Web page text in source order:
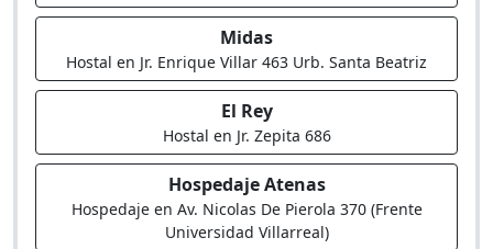
Midas
Hostal en Jr. Enrique Villar 463 Urb. Santa Beatriz
El Rey
Hostal en Jr. Zepita 686
Hospedaje Atenas
Hospedaje en Av. Nicolas De Pierola 370 (Frente
Universidad Villarreal)